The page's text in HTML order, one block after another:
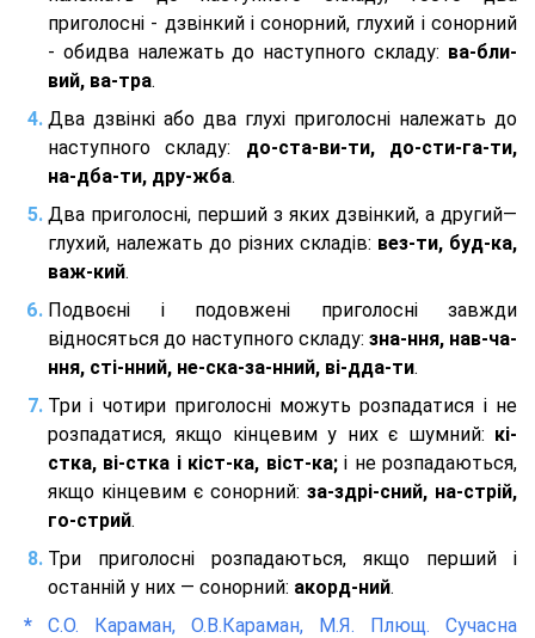
приголосні - дзвінкий і сонорний, глухий і сонорний
- обидва належать до наступного складу: ва-бли-
вий, ва-тра.
Два дзвінкі або два глухі приголосні належать до
наступного складу: до-ста-ви-ти, до-сти-га-ти,
на-дба-ти, дру-жба.
Два приголосні, перший з яких дзвінкий, а другий—
глухий, належать до різних складів: вез-ти, буд-ка,
важ-кий.
Подвоєні і подовжені приголосні завжди
відносяться до наступного складу: зна-ння, нав-ча-
ння, сті-нний, не-ска-за-нний, ві-дда-ти.
Три і чотири приголосні можуть розпадатися і не
розпадатися, якщо кінцевим у них є шумний: кі-
стка, ві-стка і кіст-ка, віст-ка;і не розпадаються,
якщо кінцевим є сонорний: за-здрі-сний, на-стрій,
го-стрий.
Три приголосні розпадаються, якщо перший і
останній у них — сонорний: акорд-ний.
* С.О. Караман, О.В.Караман, М.Я. Плющ. Сучасна